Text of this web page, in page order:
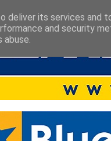
deliver its services and
and security